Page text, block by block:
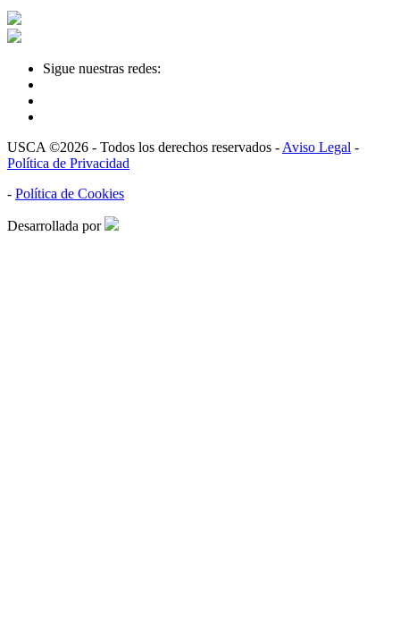
Sigue nuestras redes:
USCA ©2026 - Todos los derechos reservados - Aviso Legal -
Política de Privacidad
- Política de Cookies
Desarrollada por